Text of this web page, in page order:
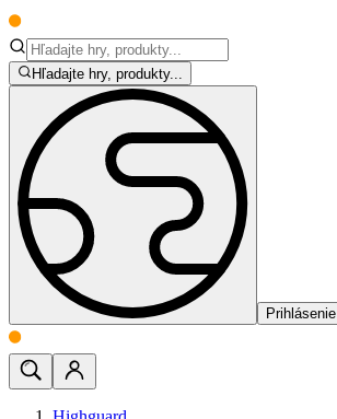
Hľadajte hry, produkty...
Prihlásenie